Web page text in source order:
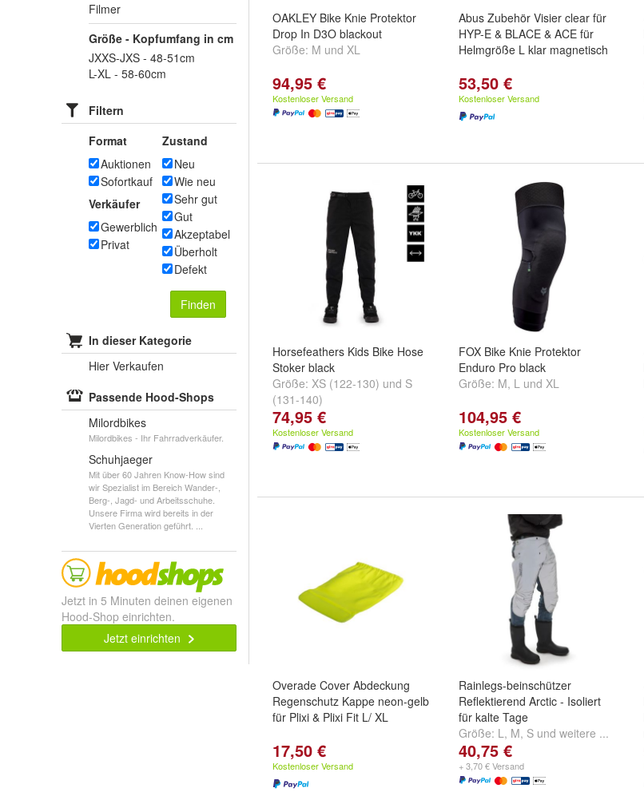
Filmer
Größe - Kopfumfang in cm
JXXS-JXS - 48-51cm
L-XL - 58-60cm
Filtern
Format
Auktionen
Sofortkauf
Verkäufer
Gewerblich
Privat
Zustand
Neu
Wie neu
Sehr gut
Gut
Akzeptabel
Überholt
Defekt
Finden
In dieser Kategorie
Hier Verkaufen
Passende Hood-Shops
Milordbikes
Milordbikes - Ihr Fahrradverkäufer.
Schuhjaeger
Mit über 60 Jahren Know-How sind
wir Spezialist im Bereich Wander-,
Berg-, Jagd- und Arbeitsschuhe.
Unsere Firma wird bereits in der
Vierten Generation geführt. ...
Jetzt in 5 Minuten deinen eigenen
Hood-Shop einrichten.
Jetzt einrichten
OAKLEY Bike Knie Protektor
Drop In D3O blackout
Größe: M und XL
94,95 €
Kostenloser Versand
Abus Zubehör Visier clear für
HYP-E & BLACE & ACE für
Helmgröße L klar magnetisch
53,50 €
Kostenloser Versand
Horsefeathers Kids Bike Hose
Stoker black
Größe: XS (122-130) und S
(131-140)
74,95 €
Kostenloser Versand
FOX Bike Knie Protektor
Enduro Pro black
Größe: M, L und XL
104,95 €
Kostenloser Versand
Overade Cover Abdeckung
Regenschutz Kappe neon-gelb
für Plixi & Plixi Fit L/ XL
17,50 €
Kostenloser Versand
Rainlegs-beinschützer
Reflektierend Arctic - Isoliert
für kalte Tage
Größe: L, M, S und weitere ...
40,75 €
+ 3,70 € Versand